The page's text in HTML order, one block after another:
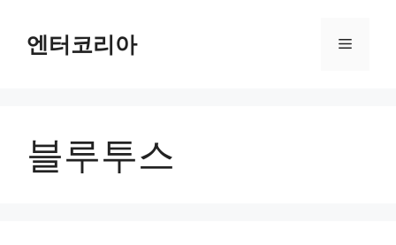
엔터코리아 메
블루투스